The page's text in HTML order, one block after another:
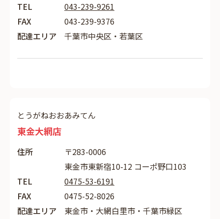
TEL
043-239-9261
FAX
043-239-9376
配達エリア
千葉市中央区・若葉区
とうがねおおあみてん
東金大網店
住所
〒283-0006
東金市東新宿10-12 コーポ野口103
TEL
0475-53-6191
FAX
0475-52-8026
配達エリア
東金市・大網白里市・千葉市緑区